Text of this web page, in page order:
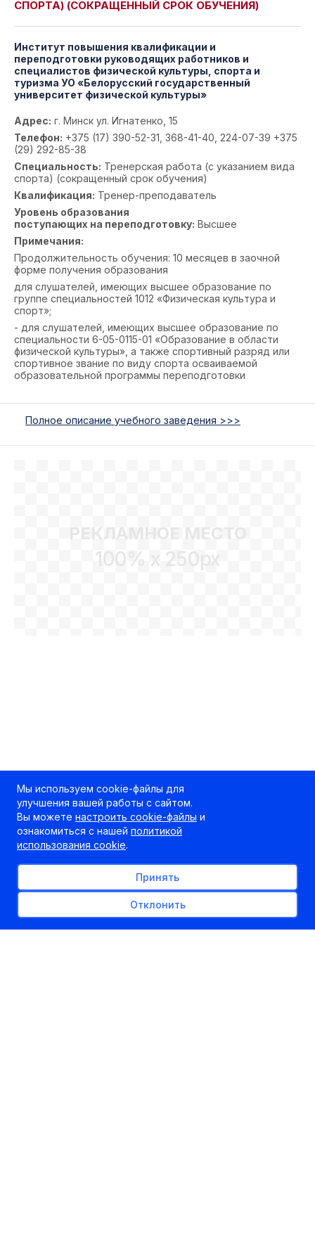
СПОРТА) (СОКРАЩЕННЫЙ СРОК ОБУЧЕНИЯ)
Институт повышения квалификации и
переподготовки руководящих работников и
специалистов физической культуры, спорта и
туризма УО «Белорусский государственный
университет физической культуры»
Адрес: г. Минск ул. Игнатенко, 15
Телефон: +375 (17) 390-52-31, 368-41-40, 224-07-39 +375
(29) 292-85-38
Специальность: Тренерская работа (с указанием вида
спорта) (сокращенный срок обучения)
Квалификация: Тренер-преподаватель
Уровень образования
поступающих на переподготовку: Высшее
Примечания:
Продолжительность обучения: 10 месяцев в заочной
форме получения образования
для слушателей, имеющих высшее образование по
группе специальностей 1012 «Физическая культура и
спорт»;
- для слушателей, имеющих высшее образование по
специальности 6-05-0115-01 «Образование в области
физической культуры», а также спортивный разряд или
спортивное звание по виду спорта осваиваемой
образовательной программы переподготовки
Полное описание учебного заведения >>>
РЕКЛАМНОЕ МЕСТО
100% x 250px
Мы используем cookie-файлы для
улучшения вашей работы с сайтом.
Вы можете настроить cookie-файлы и
ознакомиться с нашей политикой
использования cookie.
Принять
Отклонить